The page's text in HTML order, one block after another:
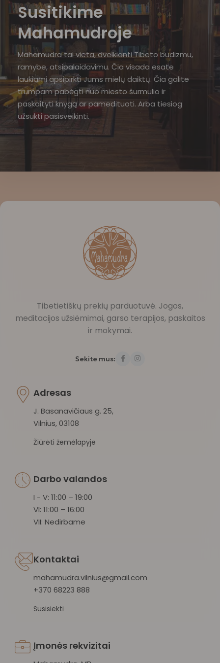
Susitikime
Mahamudroje
Mahamudra tai vieta, dvelkianti Tibeto budizmu,
ramybe, atsipalaidavimu. Čia visada esate
laukiami apsipirkti Jums mielų daiktų. Čia galite
trumpam pabėgti nuo miesto šurmulio ir
paskaityti knygą ar pamedituoti. Arba tiesiog
užsukti pasisveikinti.
Tibetietiškų prekių parduotuvė. Jogos,
meditacijos užsiėmimai, garso terapijos, paskaitos
ir mokymai.
Sekite mus:
Adresas
J. Basanavičiaus g. 25,
Vilnius, 03108
Žiūrėti žemėlapyje
Darbo valandos
I - V: 11:00 – 19:00
VI: 11:00 – 16:00
VII: Nedirbame
Kontaktai
mahamudra.vilnius@gmail.com
+370 68223 888
Susisiekti
Įmonės rekvizitai